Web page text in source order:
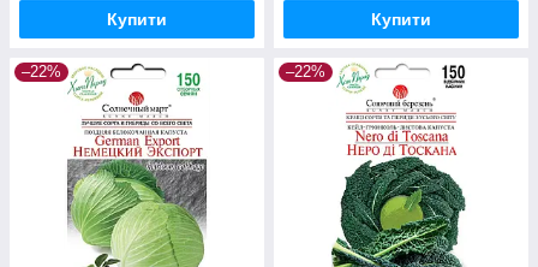
Купити Купити
–22% –22%